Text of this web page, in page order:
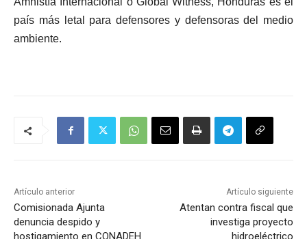
país más letal para defensores y defensoras del medio
ambiente.
Artículo anterior
Comisionada Ajunta
denuncia despido y
hostigamiento en CONADEH
Artículo siguiente
Atentan contra fiscal que
investiga proyecto
hidroeléctrico